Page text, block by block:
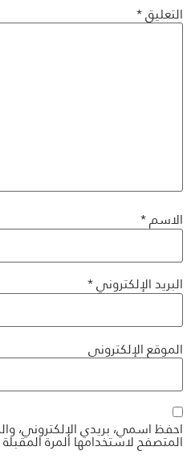
التعليق*
الاسم*
البريد الإلكتروني*
الموقع الإلكتروني
احفظ اسمي، بريدي الإلكتروني،
المتصفح لاستخدامها المرة